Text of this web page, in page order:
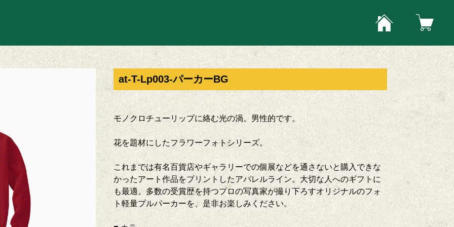
at-T-Lp003-パーカーBG
モノクロチューリップに絡む光の渦。男性的です。
花を題材にしたフラワーフォトシリーズ。
これまでは有名百貨店やギャラリーでの個展などを通さないと購入できな
かったアート作品をプリントしたアパレルライン。大切な人へのギフトに
も最適。多数の受賞歴を持つプロの写真家が撮り下ろすオリジナルのフォ
ト軽量プルパーカーを、是非お楽しみください。